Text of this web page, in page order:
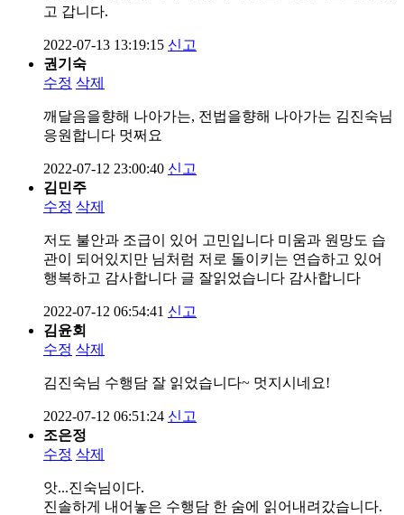
고 갑니다.
2022-07-13 13:19:15 신고
권기숙
수정 삭제
깨달음을향해 나아가는, 전법을향해 나아가는 김진숙님
응원합니다 멋쩌요
2022-07-12 23:00:40 신고
김민주
수정 삭제
저도 불안과 조급이 있어 고민입니다 미움과 원망도 습
관이 되어있지만 님처럼 저로 돌이키는 연습하고 있어
행복하고 감사합니다 글 잘읽었습니다 감사합니다
2022-07-12 06:54:41 신고
김윤회
수정 삭제
김진숙님 수행담 잘 읽었습니다~ 멋지시네요!
2022-07-12 06:51:24 신고
조은정
수정 삭제
앗...진숙님이다.
진솔하게 내어놓은 수행담 한 숨에 읽어내려갔습니다.